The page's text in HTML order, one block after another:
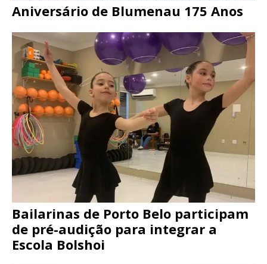
Aniversário de Blumenau 175 Anos
Bailarinas de Porto Belo participam
de pré-audição para integrar a
Escola Bolshoi